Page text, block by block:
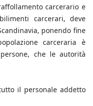
carcerario e
carcerari, deve
ponendo fine
carceraria è
che le autorità
il personale addetto